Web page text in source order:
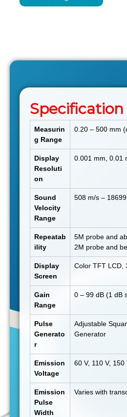
Specification
Measurin
g Range
0.20 – 500 mm
Display
Resoluti
on
0.001 mm, 0.01
Sound
Velocity
Range
508 m/s –
Repeatab
ility
5M probe and
2M probe and
Display
Screen
Color TFT LCD,
Gain
Range
0 – 99 dB (1 dB
Pulse
Generato
r
Adjustable
Generator
Emission
Voltage
60 V, 110 V,
Emission
Pulse
Width
Varies with